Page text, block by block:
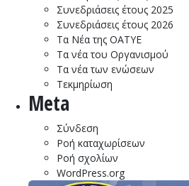
Συνεδριάσεις έτους 2025
Συνεδριάσεις έτους 2026
Τα Νέα της ΟΑΤΥΕ
Τα νέα του Οργανισμού
Τα νέα των ενώσεων
Τεκμηρίωση
Meta
Σύνδεση
Ροή καταχωρίσεων
Ροή σχολίων
WordPress.org